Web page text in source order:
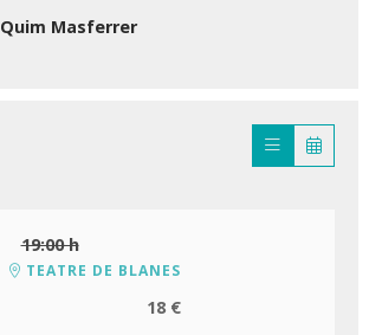
Quim Masferrer
19:00 h
TEATRE DE BLANES
18 €